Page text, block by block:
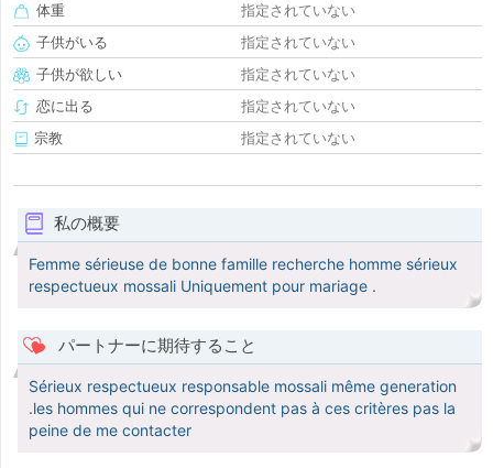
体重
指定されていない
子供がいる
指定されていない
子供が欲しい
指定されていない
恋に出る
指定されていない
宗教
指定されていない
私の概要
Femme sérieuse de bonne famille recherche homme sérieux
respectueux mossali Uniquement pour mariage .
パートナーに期待すること
Sérieux respectueux responsable mossali même generation
.les hommes qui ne correspondent pas à ces critères pas la
peine de me contacter